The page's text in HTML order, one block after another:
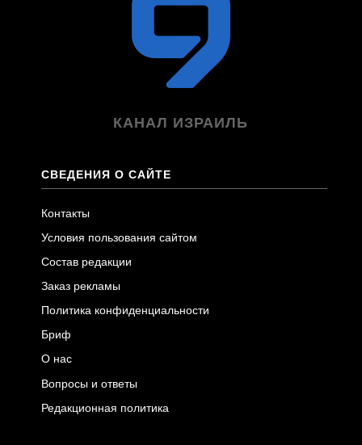
КАНАЛ ИЗРАИЛЬ
СВЕДЕНИЯ О САЙТЕ
Контакты
Условия пользования сайтом
Состав редакции
Заказ рекламы
Политика конфиденциальности
Бриф
О нас
Вопросы и ответы
Редакционная политика